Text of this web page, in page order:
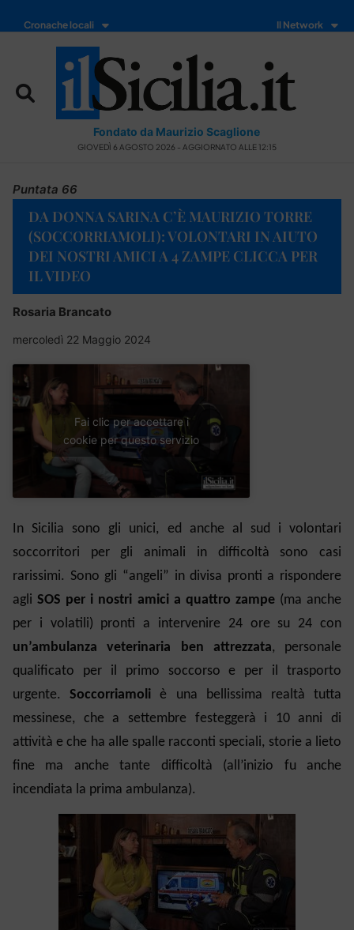
Cronache locali Il Network
Fondato da Maurizio Scaglione
GIOVEDÌ 6 AGOSTO 2026 - AGGIORNATO ALLE 12:15
Puntata 66
DA DONNA SARINA C’È MAURIZIO TORRE
(SOCCORRIAMOLI): VOLONTARI IN AIUTO
DEI NOSTRI AMICI A 4 ZAMPE CLICCA PER
IL VIDEO
Rosaria Brancato
mercoledì 22 Maggio 2024
Fai clic per accettare i
cookie per questo servizio
In Sicilia sono gli unici, ed anche al sud i volontari
soccorritori per gli animali in difficoltà sono casi
rarissimi. Sono gli “angeli” in divisa pronti a rispondere
agli SOS per i nostri amici a quattro zampe(ma anche
per i volatili) pronti a intervenire 24 ore su 24 con
un’ambulanza veterinaria ben attrezzata, personale
qualificato per il primo soccorso e per il trasporto
urgente.Soccorriamoli è una bellissima realtà tutta
messinese, che a settembre festeggerà i 10 anni di
attività e che ha alle spalle racconti speciali, storie a lieto
fine ma anche tante difficoltà (all’inizio fu anche
incendiata la prima ambulanza).